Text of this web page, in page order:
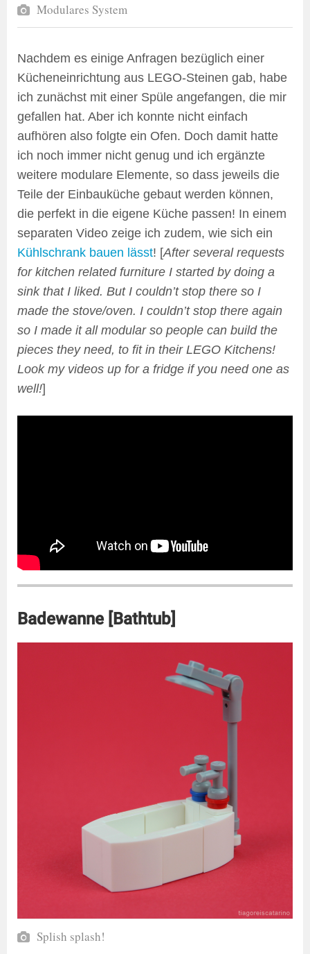
Modulares System
Nachdem es einige Anfragen bezüglich einer
Kücheneinrichtung aus LEGO-Steinen gab, habe
ich zunächst mit einer Spüle angefangen, die mir
gefallen hat. Aber ich konnte nicht einfach
aufhören also folgte ein Ofen. Doch damit hatte
ich noch immer nicht genug und ich ergänzte
weitere modulare Elemente, so dass jeweils die
Teile der Einbauküche gebaut werden können,
die perfekt in die eigene Küche passen! In einem
separaten Video zeige ich zudem, wie sich ein
Kühlschrank bauen lässt! [After several requests
for kitchen related furniture I started by doing a
sink that I liked. But I couldn’t stop there so I
made the stove/oven. I couldn’t stop there again
so I made it all modular so people can build the
pieces they need, to fit in their LEGO Kitchens!
Look my videos up for a fridge if you need one as
well!]
Badewanne [Bathtub]
Splish splash!